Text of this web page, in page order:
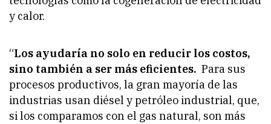
y calor.
“Los ayudaría no solo en reducir los costos,
sino también a ser más eficientes. Para sus
procesos productivos, la gran mayoría de las
industrias usan diésel y petróleo industrial, que,
si los comparamos con el gas natural, son más